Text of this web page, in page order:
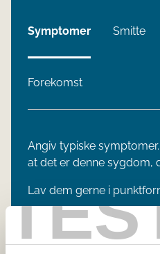
Symptomer Smitte
Forekomst
Angiv typiske
at det er denne sygdom,
Lav dem gerne i
Kløe
Røde øjne